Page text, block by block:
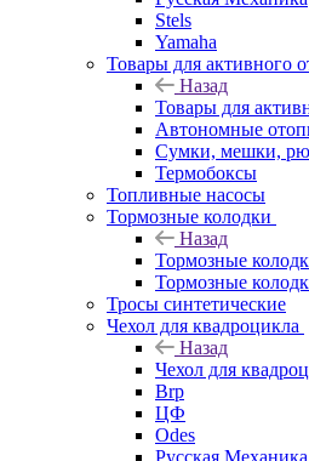
Stels
Yamaha
Товары для активного
Назад
Товары для
Автономные
Сумки, мешки,
Термобоксы
Топливные насосы
Тормозные колодки
Назад
Тормозные
Тормозные
Тросы синтетические
Чехол для квадроцикла
Назад
Чехол для
Brp
ЦФ
Odes
Русская Механика